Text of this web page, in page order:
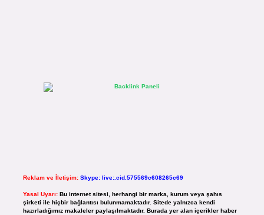
Reklam ve İletişim: Skype: live:.cid.575569c608265c69
Yasal Uyarı: Bu internet sitesi, herhangi bir marka, kurum veya şahıs
şirketi ile hiçbir bağlantısı bulunmamaktadır. Sitede yalnızca kendi
hazırladığımız makaleler paylaşılmaktadır. Burada yer alan içerikler haber